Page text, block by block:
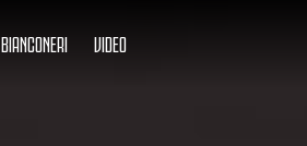
BIANCONERI VIDEO